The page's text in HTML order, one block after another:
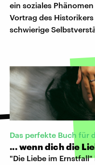
ein soziales
Vortrag des
schwierige
Das perfekte Buch für
... wenn dich die
"Die Liebe im